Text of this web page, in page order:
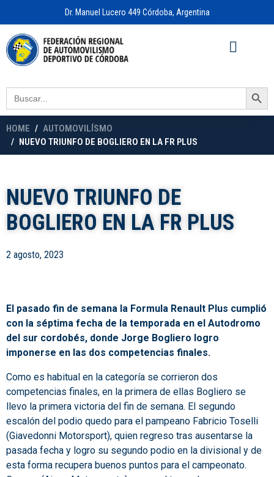
Dr. Manuel Lucero 449 Córdoba, Argentina
Search
for:
Search Button
HOME
AUTOMOVILÍSMO
NUEVO TRIUNFO DE BOGLIERO EN LA FR PLUS
NUEVO TRIUNFO DE
BOGLIERO EN LA FR PLUS
2 agosto, 2023
El pasado fin de semana la Formula Renault Plus cumplió
con la séptima fecha de la temporada en el Autodromo
del sur cordobés, donde Jorge Bogliero logro
imponerse en las dos competencias finales.
Como es habitual en la categoría se corrieron dos
competencias finales, en la primera de ellas Bogliero se
llevo la primera victoria del fin de semana. El segundo
escalón del podio quedo para el pampeano Fabricio Toselli
(Giavedonni Motorsport), quien regreso tras ausentarse la
pasada fecha y logro su segundo podio en la divisional y de
esta forma recupera buenos puntos para el campeonato.